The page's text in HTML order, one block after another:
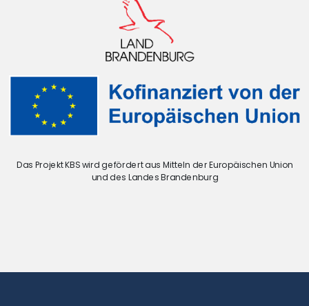
Das Projekt KBS wird gefördert aus Mitteln der Europäischen Union
und des Landes Brandenburg